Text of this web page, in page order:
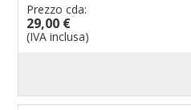
Prezzo cda:
29,00 €
(IVA inclusa)